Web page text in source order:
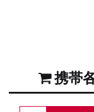
携帯